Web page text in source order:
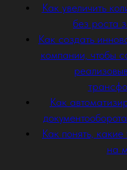
Как увеличить
без роста
Как создать
компании, чтобы
Как
Как понять,
на